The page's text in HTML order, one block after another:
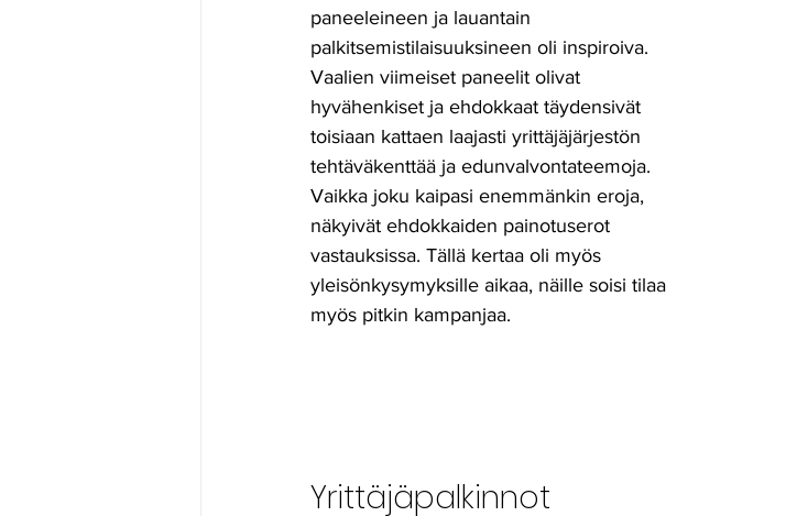
paneeleineen ja lauantain
palkitsemistilaisuuksineen oli inspiroiva.
Vaalien viimeiset paneelit olivat
hyvähenkiset ja ehdokkaat täydensivät
toisiaan kattaen laajasti yrittäjäjärjestön
tehtäväkenttää ja edunvalvontateemoja.
Vaikka joku kaipasi enemmänkin eroja,
näkyivät ehdokkaiden painotuserot
vastauksissa. Tällä kertaa oli myös
yleisönkysymyksille aikaa, näille soisi tilaa
myös pitkin kampanjaa.
Yrittäjäpalkinnot